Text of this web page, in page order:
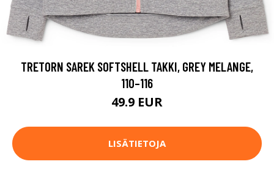
TRETORN SAREK SOFTSHELL TAKKI, GREY MELANGE,
110–116
49.9 EUR
LISÄTIETOJA